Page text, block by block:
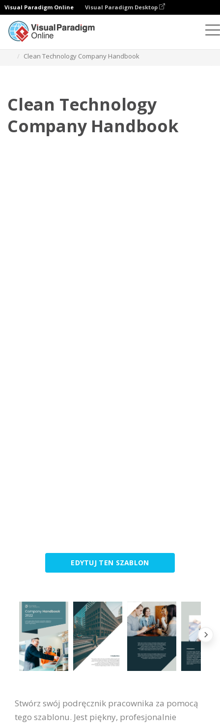
Visual Paradigm Online Visual Paradigm Desktop
Clean Technology Company Handbook
Clean Technology
Company Handbook
EDYTUJ TEN SZABLON
Stwórz swój podręcznik pracownika za pomocą
tego szablonu. Jest piękny, profesjonalnie